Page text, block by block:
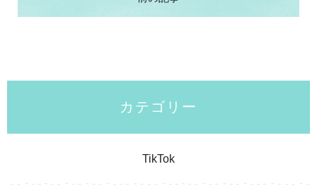
カテゴリー
TikTok